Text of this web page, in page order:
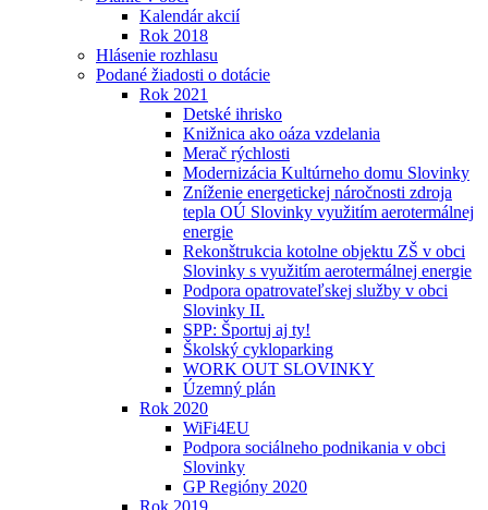
Kalendár akcií
Rok 2018
Hlásenie rozhlasu
Podané žiadosti o dotácie
Rok 2021
Detské ihrisko
Knižnica ako oáza vzdelania
Merač rýchlosti
Modernizácia Kultúrneho domu Slovinky
Zníženie energetickej náročnosti zdroja
tepla OÚ Slovinky využitím aerotermálnej
energie
Rekonštrukcia kotolne objektu ZŠ v obci
Slovinky s využitím aerotermálnej energie
Podpora opatrovateľskej služby v obci
Slovinky II.
SPP: Športuj aj ty!
Školský cykloparking
WORK OUT SLOVINKY
Územný plán
Rok 2020
WiFi4EU
Podpora sociálneho podnikania v obci
Slovinky
GP Regióny 2020
Rok 2019